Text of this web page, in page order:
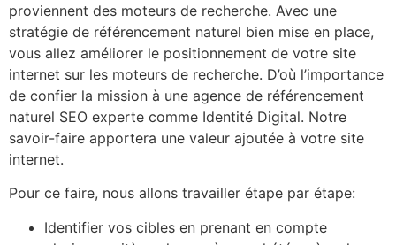
proviennent des moteurs de recherche. Avec une
stratégie de référencement naturel bien mise en place,
vous allez améliorer le positionnement de votre site
internet sur les moteurs de recherche. D’où l’importance
de confier la mission à une agence de référencement
naturel SEO experte comme Identité Digital. Notre
savoir-faire apportera une valeur ajoutée à votre site
internet.
Pour ce faire, nous allons travailler étape par étape:
Identifier vos cibles en prenant en compte